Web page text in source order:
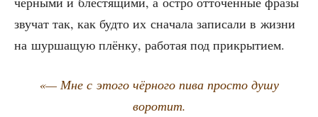
зву­чат так, как буд­то их сна­ча­ла запи­са­ли в жиз­ни
на шур­ша­щую плён­ку, рабо­тая под прикрытием.
«— Мне с это­го чёр­но­го пива про­сто душу
воротит.